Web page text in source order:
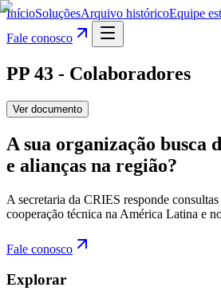
InícioSoluçõesArquivo históricoEquipe
Fale conosco
PP 43 - Colaboradores
Ver documento
A sua organização busca
e alianças na região?
A secretaria da CRIES responde
cooperação técnica na América Latina e
Fale conosco
Explorar